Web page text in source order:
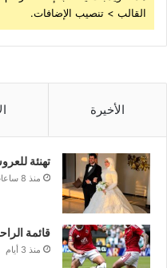
القالب > تنصيب الإضافات.
الأخيرة
تهنئة
منذ 8 ساعات
قائمة
منذ 3 أيام